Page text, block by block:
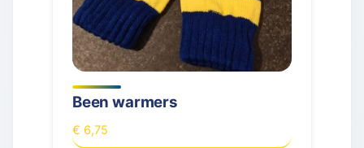
Been warmers
€ 6,75